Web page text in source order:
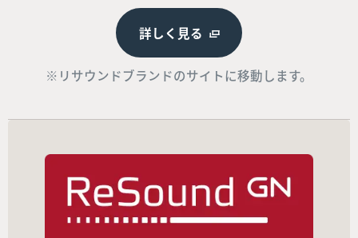
詳しく見る
※リサウンドブランドのサイトに移動します。